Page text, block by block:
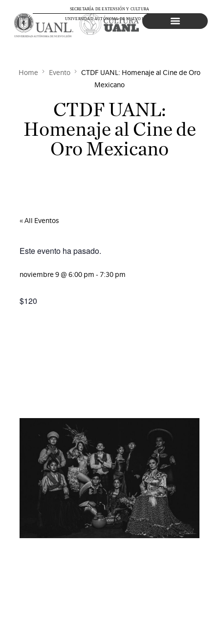
UNIVERSIDAD AUTÓNOMA DE NUEVO LEÓN
SECRETARÍA DE EXTENSIÓN Y CULTURA
Home Evento
CTDF UANL: Homenaje al Cine de Oro
Mexicano
CTDF UANL:
Homenaje al Cine de
Oro Mexicano
« All Eventos
Este evento ha pasado.
noviembre 9 @6:00 pm -7:30 pm
$120